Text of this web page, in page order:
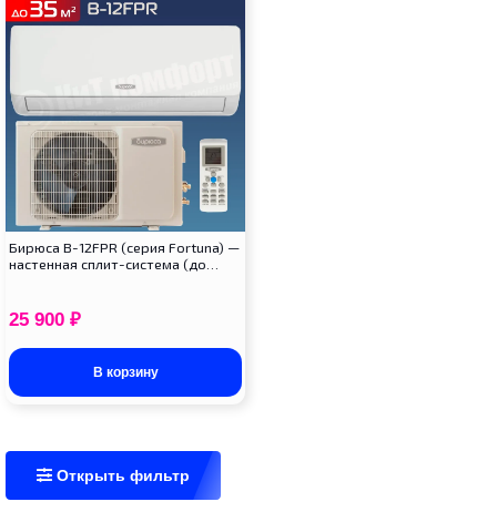
Бирюса B-12FPR (серия Fortuna) —
настенная сплит-система (до…
25 900 ₽
В корзину
Открыть фильтр